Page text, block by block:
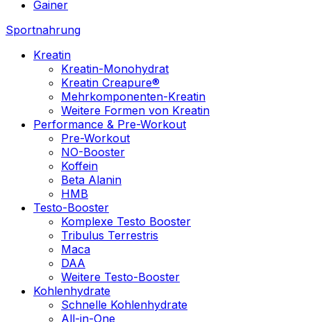
Gainer
Sportnahrung
Kreatin
Kreatin-Monohydrat
Kreatin Creapure®
Mehrkomponenten-Kreatin
Weitere Formen von Kreatin
Performance & Pre-Workout
Pre-Workout
NO-Booster
Koffein
Beta Alanin
HMB
Testo-Booster
Komplexe Testo Booster
Tribulus Terrestris
Maca
DAA
Weitere Testo-Booster
Kohlenhydrate
Schnelle Kohlenhydrate
All-in-One